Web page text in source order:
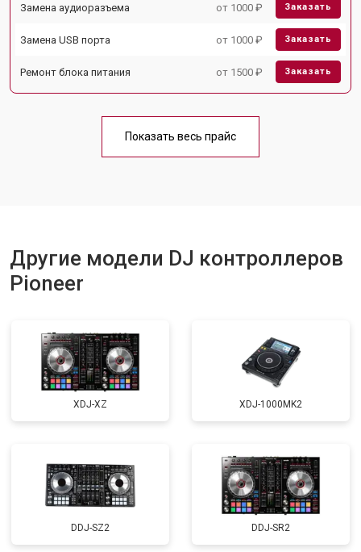
Замена аудиоразъема от 1000 ₽ Заказать
Замена USB порта от 1000 ₽ Заказать
Ремонт блока питания от 1500 ₽ Заказать
Показать весь прайс
Другие модели DJ контроллеров
Pioneer
XDJ-XZ XDJ-1000MK2
DDJ-SZ2 DDJ-SR2